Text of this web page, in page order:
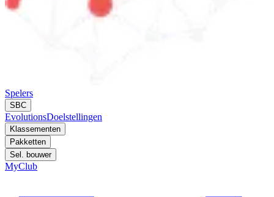
Spelers
SBC
EvolutionsDoelstellingen
Klassementen
Pakketten
Sel. bouwer
MyClub